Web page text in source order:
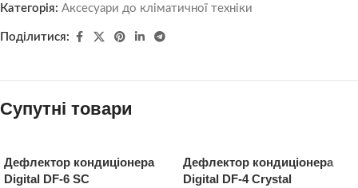
Категорія: Аксесуари до кліматичної техніки
Поділитися:
Супутні товари
Дефлектор кондиціонера
Digital DF-6 SC
Дефлектор кондиціонера
Digital DF-4 Crystal